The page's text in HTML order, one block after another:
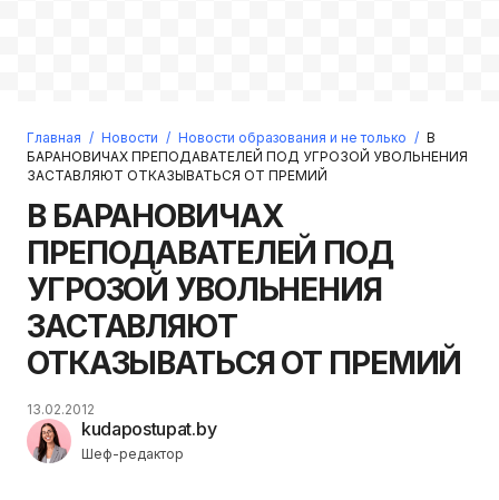
Войти
Прислать пароль
Главная / Новости / Новости образования и не только / В
БАРАНОВИЧАХ ПРЕПОДАВАТЕЛЕЙ ПОД УГРОЗОЙ УВОЛЬНЕНИЯ
ЗАСТАВЛЯЮТ ОТКАЗЫВАТЬСЯ ОТ ПРЕМИЙ
В БАРАНОВИЧАХ
ПРЕПОДАВАТЕЛЕЙ ПОД
УГРОЗОЙ УВОЛЬНЕНИЯ
ЗАСТАВЛЯЮТ
ОТКАЗЫВАТЬСЯ ОТ ПРЕМИЙ
kudapostupat.by
Шеф-редактор
13.02.2012